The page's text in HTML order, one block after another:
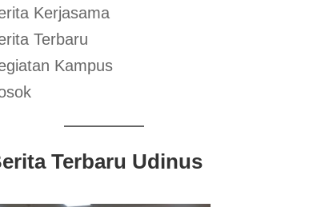
Kerjasama
Terbaru
Kampus
Terbaru Udinus